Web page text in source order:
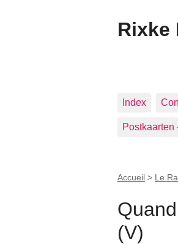
Rixke
Index
Postkaarten
Accueil > Le
(V)